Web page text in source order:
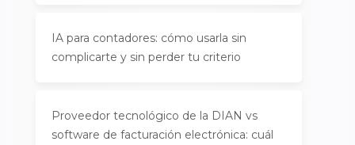
IA para contadores: cómo usarla sin
complicarte y sin perder tu criterio
Proveedor tecnológico de la DIAN vs
software de facturación electrónica: cuál